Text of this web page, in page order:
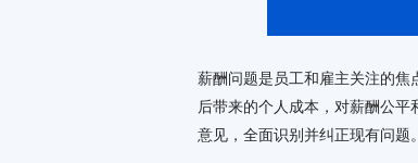
意见，全面识别并纠正现有问题。